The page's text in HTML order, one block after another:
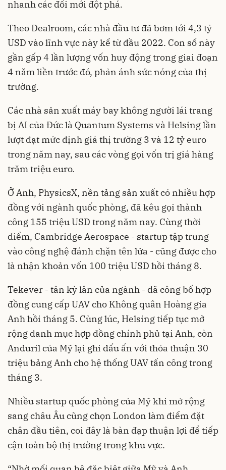
nhanh các đổi mới đột phá.
Theo Dealroom, các nhà đầu tư đã bơm tới 4,3 tỷ
USD vào lĩnh vực này kể từ đầu 2022. Con số này
gần gấp 4 lần lượng vốn huy động trong giai đoạn
4 năm liền trước đó, phản ánh sức nóng của thị
trường.
Các nhà sản xuất máy bay không người lái trang
bị AI của Đức là Quantum Systems và Helsing lần
lượt đạt mức định giá thị trường 3 và 12 tỷ euro
trong năm nay, sau các vòng gọi vốn trị giá hàng
trăm triệu euro.
Ở Anh, PhysicsX, nền tảng sản xuất có nhiều hợp
đồng với ngành quốc phòng, đã kêu gọi thành
công 155 triệu USD trong năm nay. Cùng thời
điểm, Cambridge Aerospace - startup tập trung
vào công nghệ đánh chặn tên lửa - cũng được cho
là nhận khoản vốn 100 triệu USD hồi tháng 8.
Tekever - tân kỳ lân của ngành - đã công bố hợp
đồng cung cấp UAV cho Không quân Hoàng gia
Anh hồi tháng 5. Cùng lúc, Helsing tiếp tục mở
rộng danh mục hợp đồng chính phủ tại Anh, còn
Anduril của Mỹ lại ghi dấu ấn với thỏa thuận 30
triệu bảng Anh cho hệ thống UAV tấn công trong
tháng 3.
Nhiều startup quốc phòng của Mỹ khi mở rộng
sang châu Âu cũng chọn London làm điểm đặt
chân đầu tiên, coi đây là bàn đạp thuận lợi để tiếp
cận toàn bộ thị trường trong khu vực.